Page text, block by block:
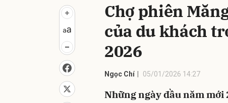
Chợ phiên
của du khách
2026
Ngọc Chí 05/01/2026 14:27
Những ngày đầu năm